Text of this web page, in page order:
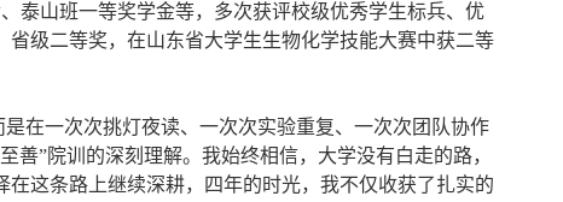
泰山班一等奖学金等，多次获评校级优秀学生标兵、优
级二等奖，在山东省大学生生物化学技能大赛中获二等
在一次次挑灯夜读、一次次实验重复、一次次团队协作
”院训的深刻理解。我始终相信，大学没有白走的路，
这条路上继续深耕，四年的时光，我不仅收获了扎实的